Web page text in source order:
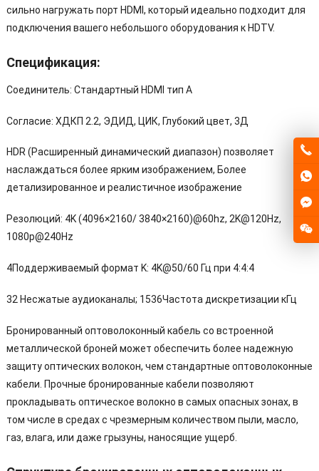
сильно нагружать порт HDMI, который идеально подходит для
подключения вашего небольшого оборудования к HDTV.
Спецификация:
Соединитель: Стандартный HDMI тип A
Согласие: ХДКП 2.2, ЭДИД, ЦИК, Глубокий цвет, 3Д
HDR (Расширенный динамический диапазон) позволяет
наслаждаться более ярким изображением, Более
детализированное и реалистичное изображение
Резолюций: 4K (4096×2160/ 3840×2160)@60hz, 2K@120Hz,
1080p@240Hz
4Поддерживаемый формат K: 4K@50/60 Гц при 4:4:4
32 Несжатые аудиоканалы; 1536Частота дискретизации кГц
Бронированный оптоволоконный кабель со встроенной
металлической броней может обеспечить более надежную
защиту оптических волокон, чем стандартные оптоволоконные
кабели. Прочные бронированные кабели позволяют
прокладывать оптическое волокно в самых опасных зонах, в
том числе в средах с чрезмерным количеством пыли, масло,
газ, влага, или даже грызуны, наносящие ущерб.